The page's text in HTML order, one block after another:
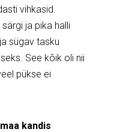
vihkasid.
ja pika halli
sügav tasku
See kõik oli nii
pükse ei
kandis